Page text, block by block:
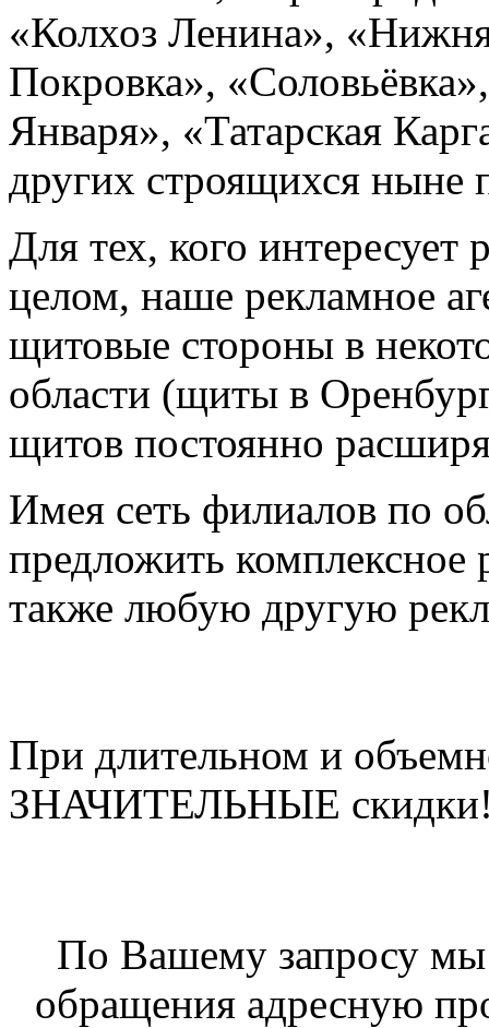
«Колхоз Ленина»,
Покровка»,
Января», «Татарская
других строящихся ныне
Для тех, кого
целом, наше рекламное
щитовые стороны в
области (щиты в
щитов постоянно
Имея сеть филиалов по
предложить
также любую другую
При длительном и
ЗНАЧИТЕЛЬНЫЕ
По Вашему запросу
обращения адресную